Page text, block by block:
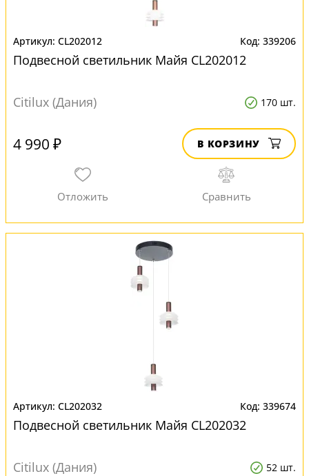
CL202012 339206
Подвесной светильник Майя CL202012
Citilux (Дания) 170 шт.
4 990 ₽ В КОРЗИНУ
CL202032 339674
Подвесной светильник Майя CL202032
Citilux (Дания) 52 шт.